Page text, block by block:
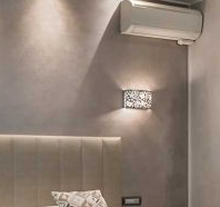
champagne,
per uso